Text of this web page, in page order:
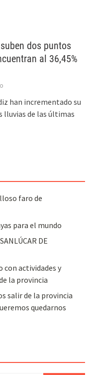
dos puntos
al 36,45%
han incrementado su
lluvias de las últimas
faro de
para el mundo
DE
con actividades y
la provincia
salir de la provincia
quedarnos